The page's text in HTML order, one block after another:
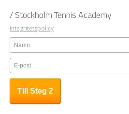
Boka
OBS! Anmälan är bindande.
UPPGIFTER OM
Förnamn
/ Stockholm Tennis Academy
Integritetspolicy